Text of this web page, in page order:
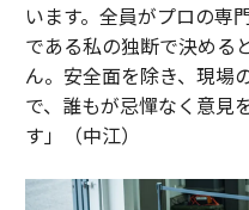
います。全員がプロの専
である私の独断で決める
ん。安全面を除き、現場
で、誰もが忌憚なく意見
す」（中江）